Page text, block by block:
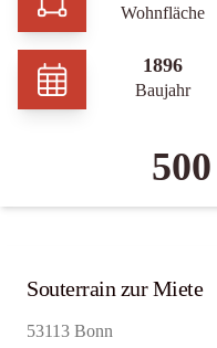
Wohnfläche
1896
Baujahr
Souterrain zur Miete
53113 Bonn